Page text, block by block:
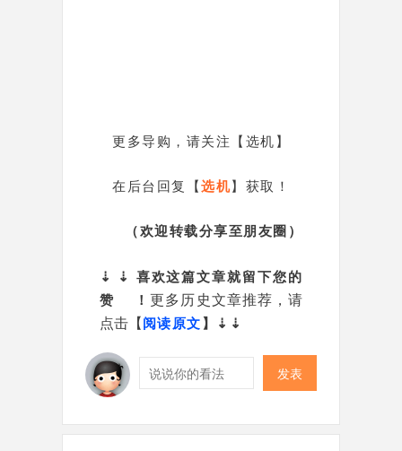
更多导购，请关注【选机】
在后台回复【 选机】获取！
（欢迎转载分享至朋友圈）
⇣ ⇣ 喜欢这篇文章就留下您的
赞
！ 更多历史文章推荐，请
点击【阅读原文 】⇣ ⇣
发表